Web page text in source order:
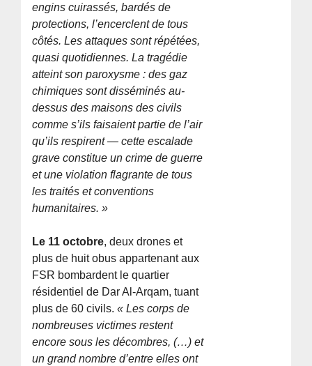
engins cuirassés, bardés de
protections, l’encerclent de tous
côtés. Les attaques sont répétées,
quasi quotidiennes. La tragédie
atteint son paroxysme : des gaz
chimiques sont disséminés au-
dessus des maisons des civils
comme s’ils faisaient partie de l’air
qu’ils respirent — cette escalade
grave constitue un crime de guerre
et une violation flagrante de tous
les traités et conventions
humanitaires. »
Le 11 octobre, deux drones et
plus de huit obus appartenant aux
FSR bombardent le quartier
résidentiel de Dar Al-Arqam, tuant
plus de 60 civils. « Les corps de
nombreuses victimes restent
encore sous les décombres, (…) et
un grand nombre d’entre elles ont